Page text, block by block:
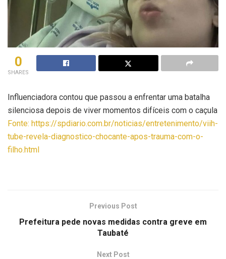
0
SHARES
Influenciadora contou que passou a enfrentar uma batalha
silenciosa depois de viver momentos difíceis com o caçula
Fonte: https://spdiario.com.br/noticias/entretenimento/viih-
tube-revela-diagnostico-chocante-apos-trauma-com-o-
filho.html
Previous Post
Prefeitura pede novas medidas contra greve em
Taubaté
Next Post